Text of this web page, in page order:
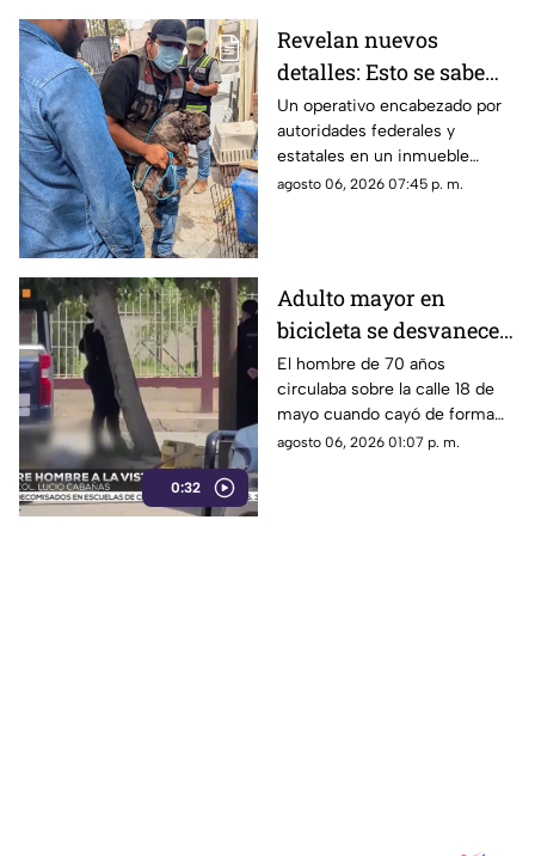
Revelan nuevos
detalles: Esto se sabe
sobre el hallazgo de un
lagarto y un tigre de
bengala en un
autolavado de Juárez
Un operativo encabezado por
autoridades federales y
estatales en un inmueble
habilitado como autolavado en
agosto 06, 2026 07:45 p. m.
0:32
Adulto mayor en
bicicleta se desvanece y
pierde la vida en la
colonia Lucio Cabañas
El hombre de 70 años
circulaba sobre la calle 18 de
mayo cuando cayó de forma
repentina; paramédicos
agosto 06, 2026 01:07 p. m.